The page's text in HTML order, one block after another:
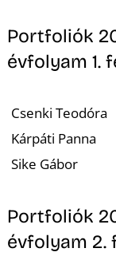
Portfoliók
évfolyam 1.
Csenki Teodóra
Kárpáti Panna
Sike Gábor
Portfoliók
évfolyam 2.